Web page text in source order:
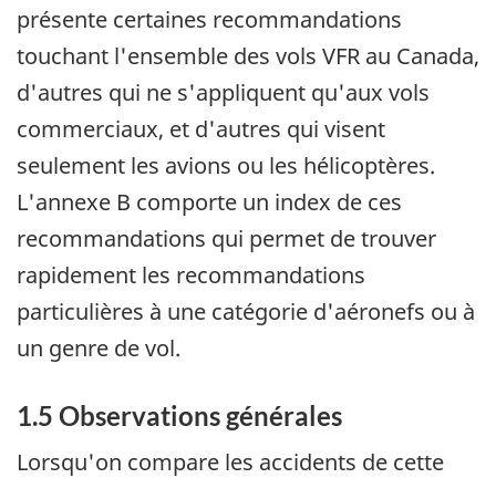
présente certaines recommandations
touchant l'ensemble des vols VFR au Canada,
d'autres qui ne s'appliquent qu'aux vols
commerciaux, et d'autres qui visent
seulement les avions ou les hélicoptères.
L'annexe B comporte un index de ces
recommandations qui permet de trouver
rapidement les recommandations
particulières à une catégorie d'aéronefs ou à
un genre de vol.
1.5 Observations générales
Lorsqu'on compare les accidents de cette